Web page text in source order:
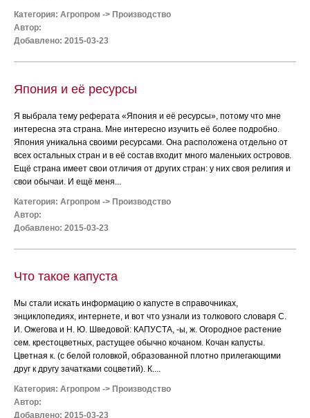
Категория: Агропром -> Производство
Автор:
Добавлено: 2015-03-23
Япония и её ресурсы
Я выбрала тему реферата «Япония и её ресурсы», потому что мне
интересна эта страна. Мне интересно изучить её более подробно.
Япония уникальна своими ресурсами. Она расположена отдельно от
всех остальных стран и в её состав входит много маленьких островов.
Ещё страна имеет свои отличия от других стран: у них своя религия и
свои обычаи. И ещё меня...
Категория: Агропром -> Производство
Автор:
Добавлено: 2015-03-23
Что такое капуста
Мы стали искать информацию о капусте в справочниках,
энциклопедиях, интернете, и вот что узнали из толкового словаря С.
И. Ожегова и Н. Ю. Шведовой: КАПУСТА, -ы, ж. Огородное растение
сем. крестоцветных, растущее обычно кочаном. Кочан капусты.
Цветная к. (с белой головкой, образованной плотно прилегающими
друг к другу зачатками соцветий). К....
Категория: Агропром -> Производство
Автор:
Добавлено: 2015-03-23